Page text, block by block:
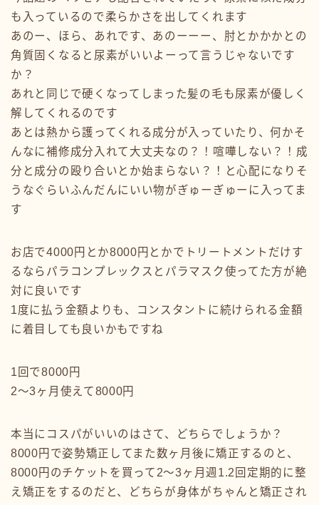
も入っているので柔らかさを出してくれます
あのー、ほら、あれです、あのーーー、肘とかかかとの
角質固くなると尿素がいいよーって言うじゃないです
か？
あれと同じで硬くなってしまった髪の毛も尿素が優しく
解してくれるのです
あとは熱から護ってくれる成分が入っていたり、何かそ
んなに補修成分入れて大丈夫なの？！喧嘩しない？！成
分と成分の殴り合いとか始まらない？！と心配になりそ
うなぐらいふんだんにいい物がぎゅーぎゅーに入ってま
す
お店で4000円とか8000円とかでトリートメントだけす
るならパラコンプレックスとパラマスク使ってた方が絶
対に良いです
1度に払う金額よりも、コンスタントに続けられる金額
に着目しても良いかもですね
1回で8000円
2〜3ヶ月使えて8000円
本当にコスパがいいのはさて、どちらでしょうか？
8000円で姿勢矯正してまた数ヶ月後に矯正するのと、
8000円のチケットを買って2〜3ヶ月週1.2回定期的に整
え矯正をするのだと、どちらが身体がちゃんと矯正され